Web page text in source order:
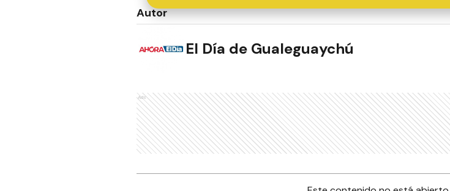
Autor
El Día de Gualeguaychú
Ads